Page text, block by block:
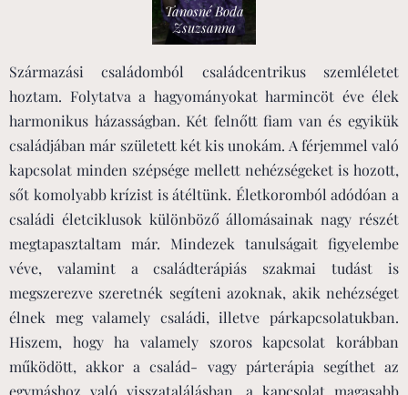
Tanosné Boda
Zsuzsanna
Származási családomból családcentrikus szemléletet
hoztam. Folytatva a hagyományokat harmincöt éve élek
harmonikus házasságban. Két felnőtt fiam van és egyikük
családjában már született két kis unokám. A férjemmel való
kapcsolat minden szépsége mellett nehézségeket is hozott,
sőt komolyabb krízist is átéltünk. Életkoromból adódóan a
családi életciklusok különböző állomásainak nagy részét
megtapasztaltam már. Mindezek tanulságait figyelembe
véve, valamint a családterápiás szakmai tudást is
megszerezve szeretnék segíteni azoknak, akik nehézséget
élnek meg valamely családi, illetve párkapcsolatukban.
Hiszem, hogy ha valamely szoros kapcsolat korábban
működött, akkor a család- vagy párterápia segíthet az
egymáshoz való visszatalálásban, a kapcsolat magasabb